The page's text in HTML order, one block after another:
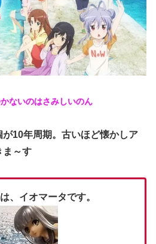
ないのはさみしいのん
10年周期。古いほど懐かしア
ま～す
、イオマータです。